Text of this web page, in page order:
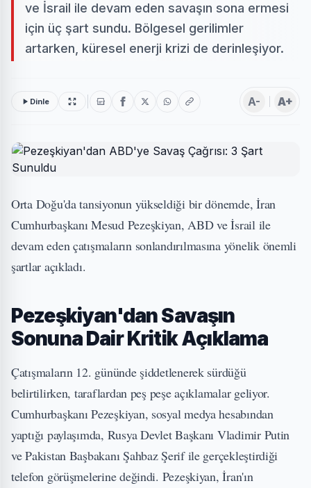
ve İsrail ile devam eden savaşın sona ermesi
için üç şart sundu. Bölgesel gerilimler
artarken, küresel enerji krizi de derinleşiyor.
Dinle A- A+
Orta Doğu'da tansiyonun yükseldiği bir dönemde, İran
Cumhurbaşkanı Mesud Pezeşkiyan, ABD ve İsrail ile
devam eden çatışmaların sonlandırılmasına yönelik önemli
şartlar açıkladı.
Pezeşkiyan'dan Savaşın
Sonuna Dair Kritik Açıklama
Çatışmaların 12. gününde şiddetlenerek sürdüğü
belirtilirken, taraflardan peş peşe açıklamalar geliyor.
Cumhurbaşkanı Pezeşkiyan, sosyal medya hesabından
yaptığı paylaşımda, Rusya Devlet Başkanı Vladimir Putin
ve Pakistan Başbakanı Şahbaz Şerif ile gerçekleştirdiği
telefon görüşmelerine değindi. Pezeşkiyan, İran'ın